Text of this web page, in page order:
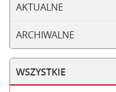
AKTUALNE
ARCHIWALNE
WSZYSTKIE